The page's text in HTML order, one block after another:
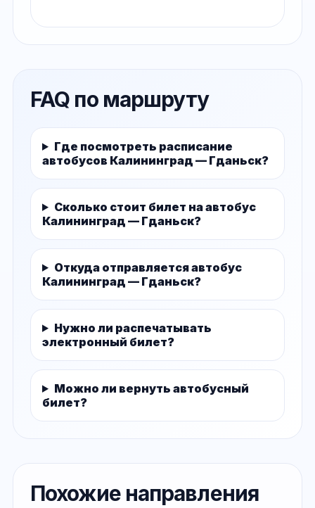
FAQ по маршруту
Где посмотреть расписание
автобусов Калининград — Гданьск?
Сколько стоит билет на автобус
Калининград — Гданьск?
Откуда отправляется автобус
Калининград — Гданьск?
Нужно ли распечатывать
электронный билет?
Можно ли вернуть автобусный
билет?
Похожие направления